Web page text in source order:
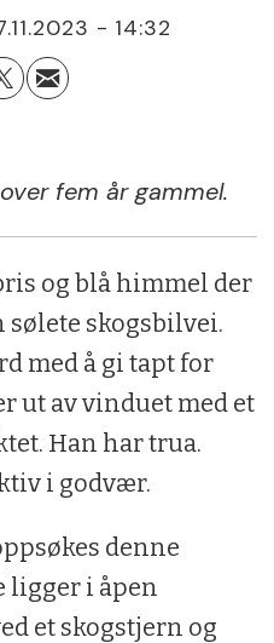
- 14:32
fem år gammel.
og blå himmel der
skogsbilvei.
med å gi tapt for
ut av vinduet med et
Han har trua.
i godvær.
denne
ligger i åpen
et skogstjern og